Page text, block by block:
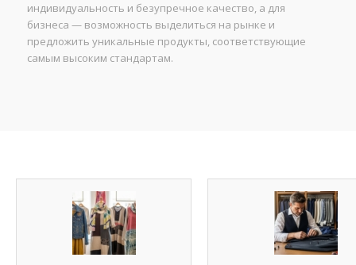
индивидуальность и безупречное качество, а для
бизнеса — возможность выделиться на рынке и
предложить уникальные продукты, соответствующие
самым высоким стандартам.